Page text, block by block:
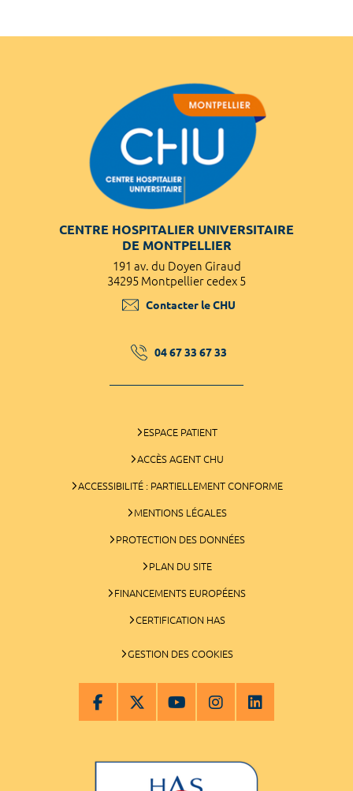
CENTRE HOSPITALIER UNIVERSITAIRE
DE MONTPELLIER
191 av. du Doyen Giraud
34295 Montpellier cedex 5
Contacter le CHU
04 67 33 67 33
ESPACE PATIENT
ACCÈS AGENT CHU
ACCESSIBILITÉ : PARTIELLEMENT CONFORME
MENTIONS LÉGALES
PROTECTION DES DONNÉES
PLAN DU SITE
FINANCEMENTS EUROPÉENS
CERTIFICATION HAS
GESTION DES COOKIES